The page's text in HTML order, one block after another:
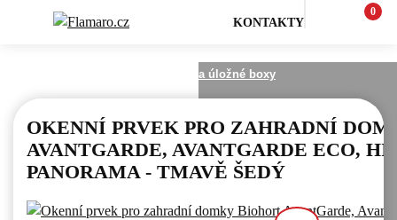
KONTAKTY
0
Zahradní domky a úložné boxy
OKENNÍ PRVEK PRO ZAHRADNÍ
AVANTGARDE, AVANTGARDE ECO,
PANORAMA - TMAVĚ ŠEDÝ